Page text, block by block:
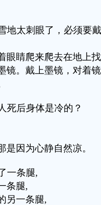
地太刺眼了，必须要
眼睛爬来爬去在地上
镜。戴上墨镜，对着
死后身体是冷的？
因为心静自然凉。
一条腿,
条腿,
另一条腿,